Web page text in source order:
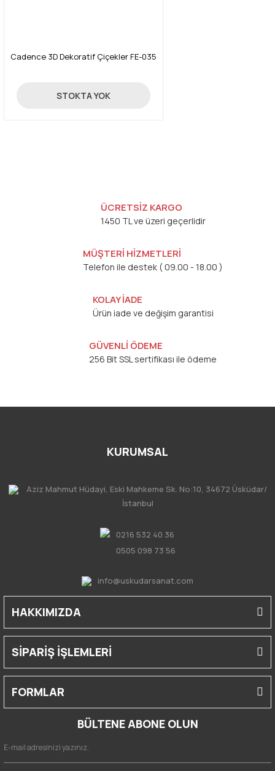
Cadence 3D Dekoratif Çiçekler FE-035
24,70 TL
STOKTA YOK
ÜCRETSİZ KARGO
1450 TL ve üzeri geçerlidir
MÜŞTERİ HİZMETLERİ
Telefon ile destek ( 09.00 - 18.00 )
KOLAY İADE
Ürün iade ve değişim garantisi
GÜVENLİ ÖDEME
256 Bit SSL sertifikası ile ödeme
KURUMSAL
Aziz Mahmut Hüdayi, Eski Mahkeme Sk. No:10, 34672 Üsküdar/
İstanbul
0216 532 40 36
0505 098 73 56
info@uskudarsanat.com
HAKKIMIZDA
SİPARİŞ İŞLEMLERİ
FORMLAR
BÜLTENE ABONE OLUN